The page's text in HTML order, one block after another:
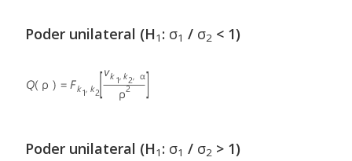
Poder unilateral (H1 : σ1 / σ2 < 1)
Poder unilateral (H1 : σ1 / σ2 > 1)